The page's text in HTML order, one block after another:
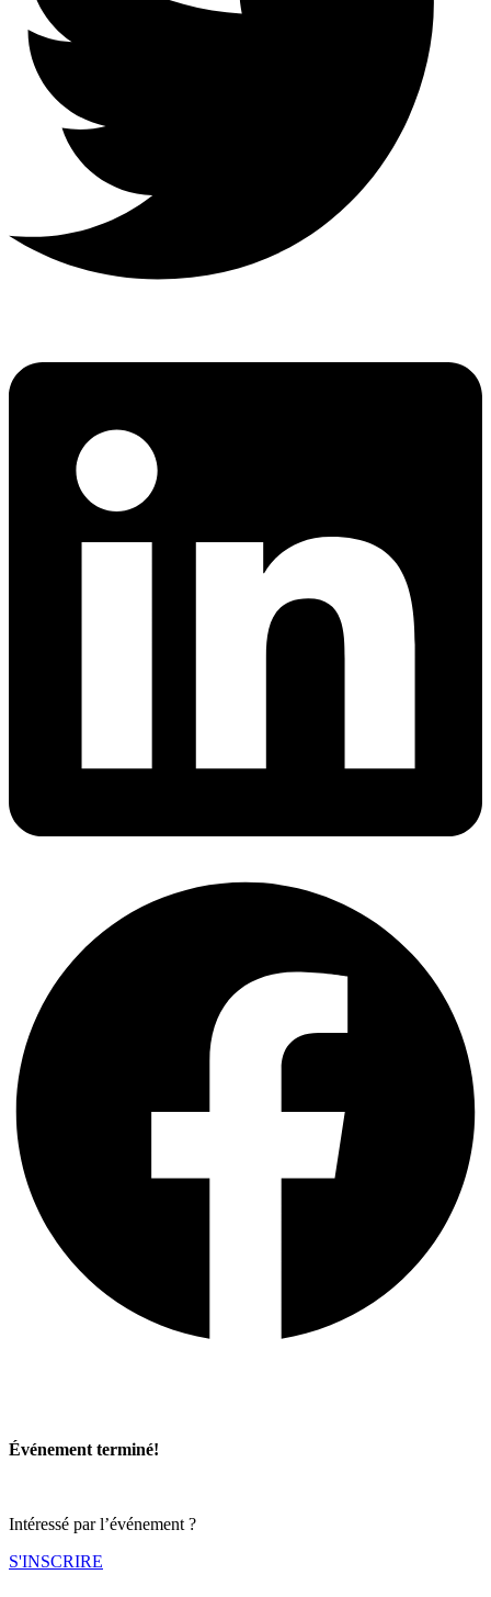
Événement terminé!
Intéressé par l’événement ?
S'INSCRIRE